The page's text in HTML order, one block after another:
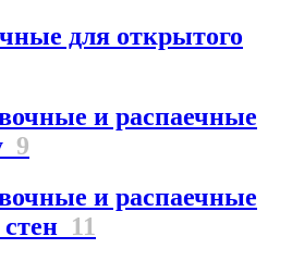
для открытого
и распаечные
9
и распаечные
11